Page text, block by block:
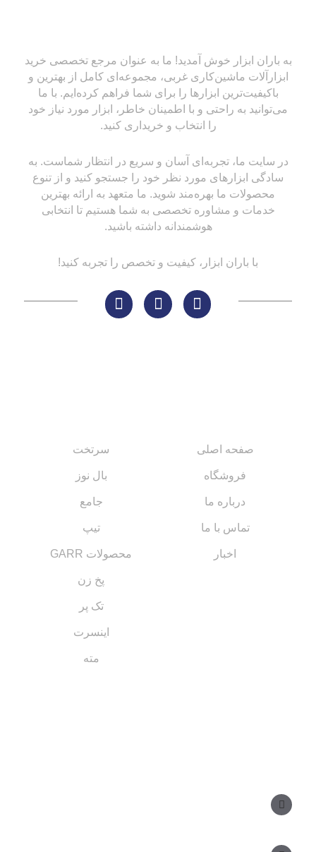
به باران ابزار خوش آمدید! ما به عنوان مرجع تخصصی خرید
ابزارآلات ماشین‌کاری غربی، مجموعه‌ای کامل از بهترین و
باکیفیت‌ترین ابزارها را برای شما فراهم کرده‌ایم. با ما
می‌توانید به راحتی و با اطمینان خاطر، ابزار مورد نیاز خود
را انتخاب و خریداری کنید.
در سایت ما، تجربه‌ای آسان و سریع در انتظار شماست. به
سادگی ابزارهای مورد نظر خود را جستجو کنید و از تنوع
محصولات ما بهره‌مند شوید. ما متعهد به ارائه بهترین
خدمات و مشاوره تخصصی به شما هستیم تا انتخابی
هوشمندانه داشته باشید.
با باران ابزار، کیفیت و تخصص را تجربه کنید!
صفحه اصلی
فروشگاه
درباره ما
تماس با ما
اخبار
سرتخت
بال نوز
جامع
تیپ
محصولات GARR
پخ زن
تک پر
اینسرت
مته